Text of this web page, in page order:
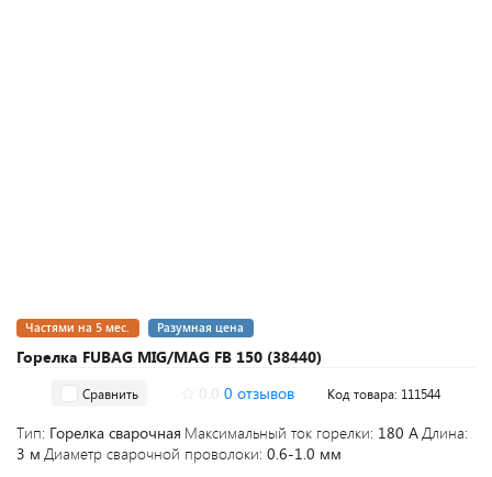
Горелка FUBAG MIG/MAG FB 150 (38440)
Частями на 5 мес. Разумная цена
Сравнить 0 отзывов Код товара: 111544
Тип: Горелка сварочная Максимальный ток горелки: 180 АДлина:
3 м Диаметр сварочной проволоки: 0.6-1.0 мм